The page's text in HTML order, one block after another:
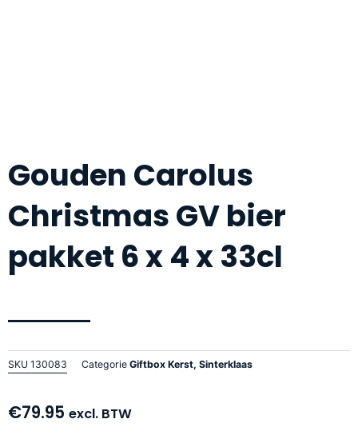
Gouden Carolus
Christmas GV bier
pakket 6 x 4 x 33cl
SKU 130083 Categorie Giftbox Kerst, Sinterklaas
€79.95 excl. BTW